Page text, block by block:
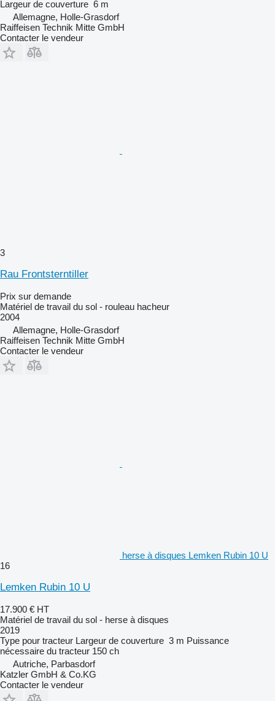
Largeur de couverture 6 m
Allemagne, Holle-Grasdorf
Raiffeisen Technik Mitte GmbH
Contacter le vendeur
3
Rau Frontsterntiller
Prix sur demande
Matériel de travail du sol - rouleau hacheur
2004
Allemagne, Holle-Grasdorf
Raiffeisen Technik Mitte GmbH
Contacter le vendeur
herse à disques Lemken Rubin 10 U
16
Lemken Rubin 10 U
17.900 € HT
Matériel de travail du sol - herse à disques
2019
Type pour tracteur Largeur de couverture 3 m Puissance
nécessaire du tracteur 150 ch
Autriche, Parbasdorf
Katzler GmbH & Co.KG
Contacter le vendeur